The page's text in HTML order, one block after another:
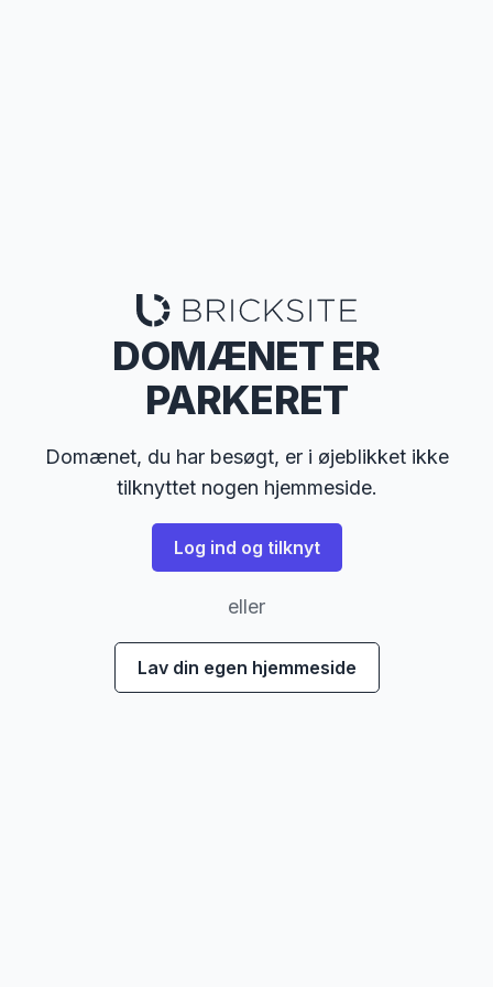
DOMÆNET ER
PARKERET
Domænet, du har besøgt, er i øjeblikket ikke
tilknyttet nogen hjemmeside.
Log ind og tilknyt
eller
Lav din egen hjemmeside